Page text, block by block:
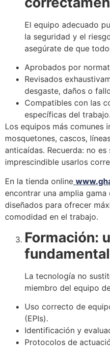
El equipo adecuado
la seguridad y el
asegúrate de que
Aprobados por
Revisados
desgaste, daños o
Compatibles con las
específicas del trabajo.
Los equipos más comunes
mosquetones, cascos,
anticaídas. Recuerda: no
imprescindible usarlos
En la tienda online
encontrar una amplia
diseñados para ofrecer
comodidad en el trabajo.
Formación:
fundamental
La tecnología no
miembro del equipo
Uso correcto de
(EPIs).
Identificación y
Protocolos de